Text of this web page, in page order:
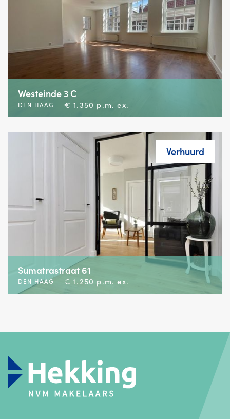
Westeinde 3 C
DEN HAAG | € 1.350 p.m. ex.
Verhuurd
Sumatrastraat 61
DEN HAAG | € 1.250 p.m. ex.